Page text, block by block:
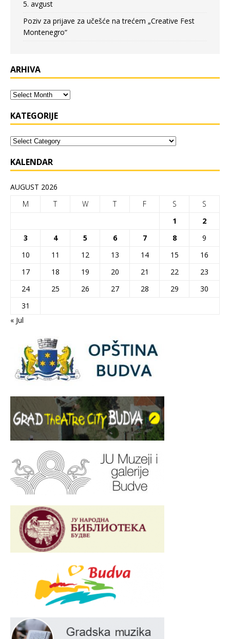
5. avgust
Poziv za prijave za učešće na trećem „Creative Fest
Montenegro“
ARHIVA
KATEGORIJE
KALENDAR
AUGUST 2026
M
T W T F S
S
1
2
3
4 5 6 7 8
9
10
11 12 13 14 15
16
17
18 19 20 21 22
23
24
25 26 27 28 29
30
31
« Jul